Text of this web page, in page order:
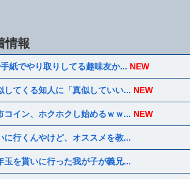
情報
紙でやり取りしてる趣味友か... NEW
してくる知人に「真似していい... NEW
コイン、ホクホクし始めるｗｗ... NEW
に行くんやけど、オススメを教...
玉を貰いに行った我が子が義兄...